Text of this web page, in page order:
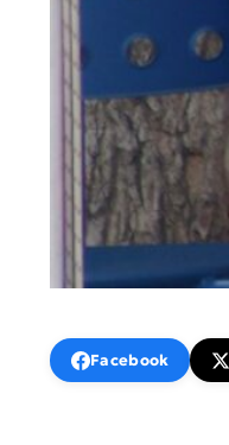
Facebook